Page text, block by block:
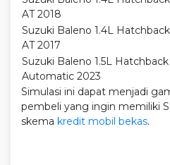
AT 2018
Suzuki Baleno 1.4L Hatchback
AT 2017
Suzuki Baleno 1.5L Hatchback
Automatic 2023
Simulasi ini dapat menjadi
pembeli yang ingin memiliki
skema kredit mobil bekas.